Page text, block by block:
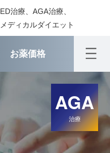
ED治療、AGA治療、
メディカルダイエット
お薬価格
AGA
治療